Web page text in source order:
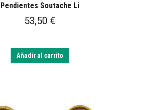
Pendientes Soutache Li
53,50 €
Añadir al carrito